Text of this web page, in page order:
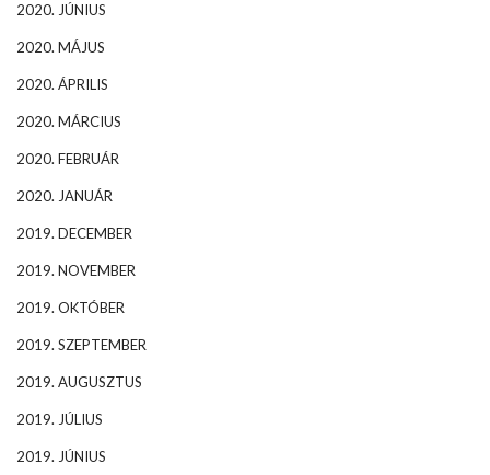
2020. JÚNIUS
2020. MÁJUS
2020. ÁPRILIS
2020. MÁRCIUS
2020. FEBRUÁR
2020. JANUÁR
2019. DECEMBER
2019. NOVEMBER
2019. OKTÓBER
2019. SZEPTEMBER
2019. AUGUSZTUS
2019. JÚLIUS
2019. JÚNIUS